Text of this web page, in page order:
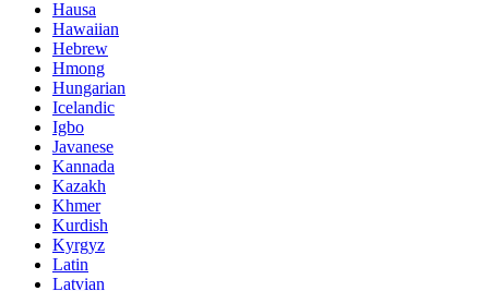
Hausa
Hawaiian
Hebrew
Hmong
Hungarian
Icelandic
Igbo
Javanese
Kannada
Kazakh
Khmer
Kurdish
Kyrgyz
Latin
Latvian